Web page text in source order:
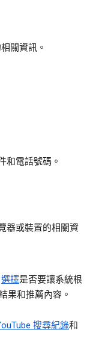
關資訊。
和電話號碼。
器或裝置的相關資
選擇是否要讓系統根
果和推薦內容。
搜尋紀錄和